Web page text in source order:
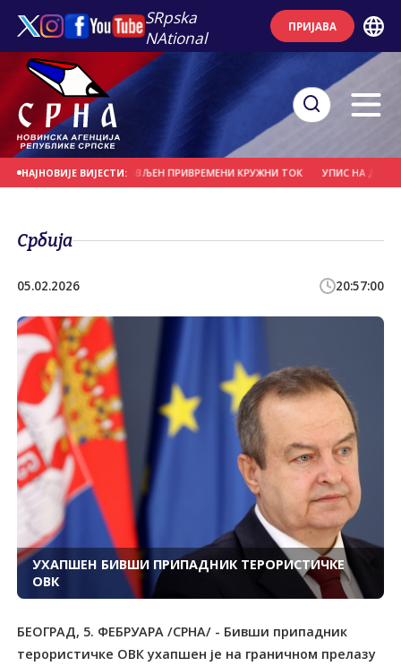
SRpska
NAtional
ПРИЈАВА
НАЈНОВИЈЕ ВИЈЕСТИ:
БАЊАЛУЦИ ПОСТАВЉЕН ПРИВРЕМЕНИ КРУЖНИ ТОК УПИС НА ДРУГИ И
Србија
05.02.2026 20:57:00
УХАПШЕН БИВШИ ПРИПАДНИК ТЕРОРИСТИЧКЕ
ОВК
БЕОГРАД, 5. ФЕБРУАРА /СРНА/ - Бивши припадник
терористичке ОВК ухапшен је на граничном прелазу